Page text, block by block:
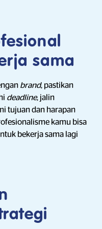
sama
brand, pastikan
deadline, jalin
tujuan dan harapan
kamu bisa
bekerja sama lagi